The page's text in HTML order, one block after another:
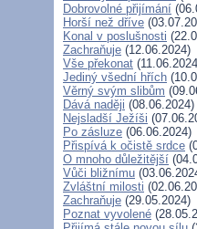
Dobrovolné přijímání
Horší než dříve
Konal v poslušnosti
Zachraňuje (12.06.2024)
Vše překonat
Jediný všední hřích
Věrný svým slibům
Dává naději (08.06.2024)
Nejsladší Ježíši
Po zásluze (06.06.2024)
Přispívá k očistě srdce
O mnoho důležitější
Vůči bližnímu
Zvláštní milosti
Zachraňuje (29.05.2024)
Poznat vyvolené